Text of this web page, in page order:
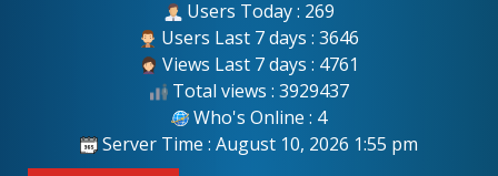
Users Today : 269
Users Last 7 days : 3646
Views Last 7 days : 4761
Total views : 3929437
Who's Online : 4
Server Time : August 10, 2026 1:55 pm